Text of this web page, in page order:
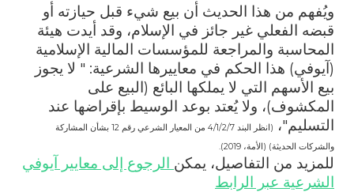
ويُفهم من هذا الحديث أن بيع شيء قبل حيازته أو
قبضه الفعلي غير جائز في الإسلام، وقد أيدت هيئة
المحاسبة والمراجعة للمؤسسات المالية الإسلامية
(آيوفي) هذا الحكم في معاييرها الشرعية: " لا يجوز
بيع الأسهم التي لا يملكها البائع (البيع على
المكشوف)، ولا يُعتد بوعد الوسيط بإقراضها عند
التسليم"،
(انظر البند 4/1/2/7 من المعيار الشرعي رقم 12 بشأن المشاركة
والشركات الحديثة) (الأمة، 2019).
للمزيد من التفاصيل، يمكن الرجوع إلى معايير آيوفي
الشرعية عبر الرابط